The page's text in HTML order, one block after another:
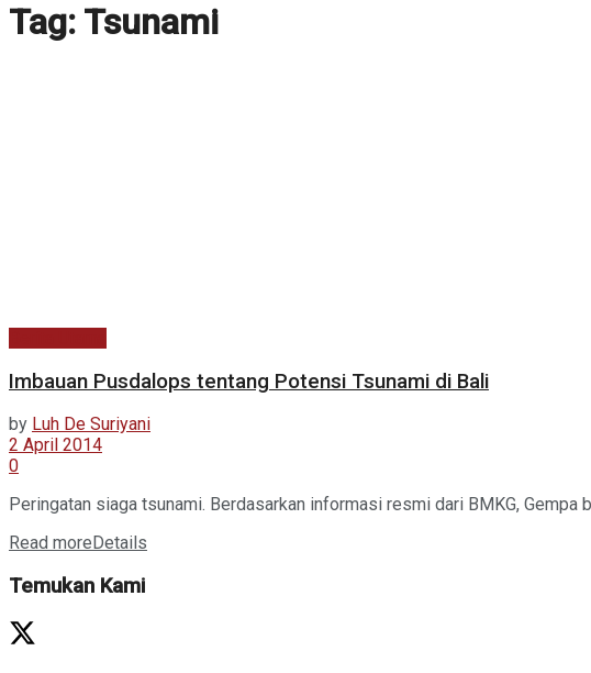
Tag: Tsunami
Imbauan Pusdalops tentang Potensi Tsunami di Bali
by Luh De Suriyani
2 April 2014
0
Peringatan siaga tsunami. Berdasarkan informasi resmi dari BMKG,
Read more Details
Temukan Kami